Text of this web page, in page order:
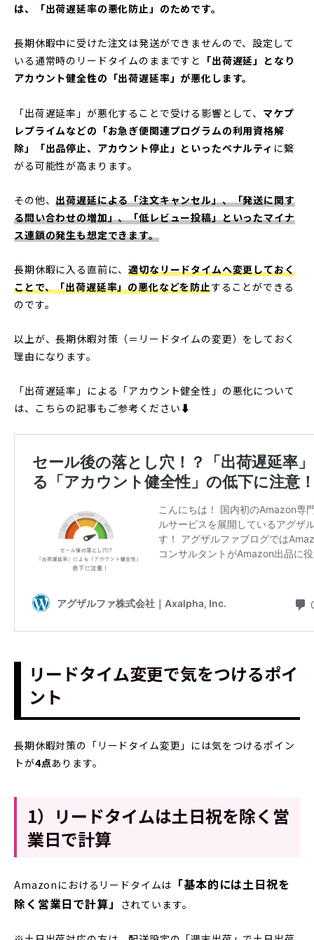
は、「出荷遅延率の悪化防止」のためです。
長期休暇中に受けた注文は発送ができませんので、設定して
いる通常時のリードタイムのままですと 「出荷遅延」となり
アカウント健全性の「出荷遅延率」が悪化します。
「出荷遅延率」が悪化することで受ける影響として、 マケプ
レプライムなどの「お急ぎ便関連プログラムの利用資格解
除」「出品停止、アカウント停止」といったペナルティ に繋
がる可能性が高まります。
その他、出荷遅延による「注文キャンセル」、「発送に関す
る問い合わせの増加」、「低レビュー投稿」といったマイナ
ス連鎖の発生も想定できます。
長期休暇に入る直前に、適切なリードタイムへ変更しておく
ことで、「出荷遅延率」の悪化などを防止することができる
のです。
以上が、長期休暇対策（＝リードタイムの変更）をしておく
理由になります。
「出荷遅延率」による「アカウント健全性」の悪化について
は、こちらの記事もご参考ください⬇︎
リードタイム変更で気をつけるポイ
ント
長期休暇対策の「リードタイム変更」には気をつけるポイン
トが4点あります。
1）リードタイムは土日祝を除く営
業日で計算
Amazonにおけるリードタイムは 「基本的には土日祝を
除く営業日で計算」
されています。